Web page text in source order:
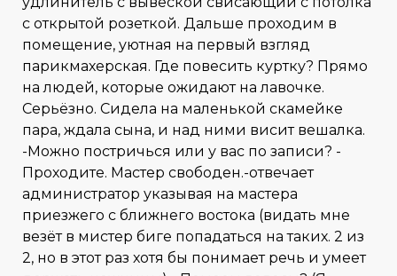
с открытой розеткой. Дальше проходим в
помещение, уютная на первый взгляд
парикмахерская. Где повесить куртку? Прямо
на людей, которые ожидают на лавочке.
Серьёзно. Сидела на маленькой скамейке
пара, ждала сына, и над ними висит вешалка.
-Можно постричься или у вас по записи? -
Проходите. Мастер свободен.-отвечает
администратор указывая на мастера
приезжего с ближнего востока (видать мне
везёт в мистер биге попадаться на таких. 2 из
2, но в этот раз хотя бы понимает речь и умеет